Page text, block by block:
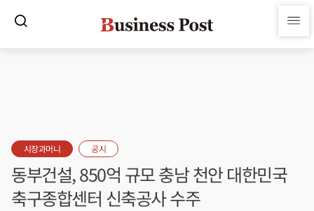
시장과머니 공시
동부건설, 850억 규모 충남 천안 대한민국
축구종합센터 신축공사 수주